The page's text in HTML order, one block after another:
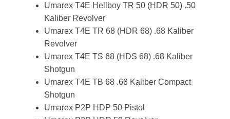
Umarex T4E Hellboy TR 50 (HDR 50) .50
Kaliber Revolver
Umarex T4E TR 68 (HDR 68) .68 Kaliber
Revolver
Umarex T4E TS 68 (HDS 68) .68 Kaliber
Shotgun
Umarex T4E TB 68 .68 Kaliber Compact
Shotgun
Umarex P2P HDP 50 Pistol